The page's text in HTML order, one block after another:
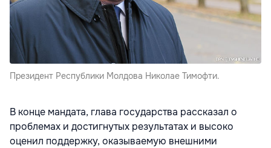
Президент Республики Молдова Николае Тимофти.
В конце мандата, глава государства рассказал о
проблемах и достигнутых результатах и высоко
оценил поддержку, оказываемую внешними